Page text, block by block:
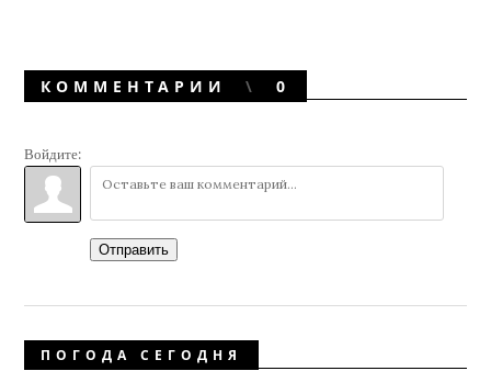
КОММЕНТАРИИ 0
Войдите:
Отправить
ПОГОДА СЕГОДНЯ